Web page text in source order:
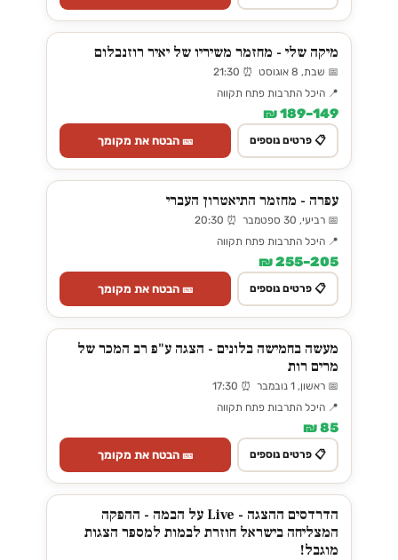
מיקה שלי - מחזמר משיריו של יאיר רוזנבלום
📅 שבת, 8 אוגוסט ⏰ 21:30
📍 היכל התרבות פתח תקווה
149–189 ₪
📋 פרטים נוספים 🎫 הבטח את מקומך
עפרה - מחזמר התיאטרון העברי
📅 רביעי, 30 ספטמבר ⏰ 20:30
📍 היכל התרבות פתח תקווה
205–255 ₪
📋 פרטים נוספים 🎫 הבטח את מקומך
מעשה בחמישה בלונים - הצגה ע"פ רב המכר של
מרים רות
📅 ראשון, 1 נובמבר ⏰ 17:30
📍 היכל התרבות פתח תקווה
85 ₪
📋 פרטים נוספים 🎫 הבטח את מקומך
הדרדסים ההצגה - Live על הבמה - ההפקה
המצליחה בישראל חוזרת לבמות למספר הצגות
מוגבל!